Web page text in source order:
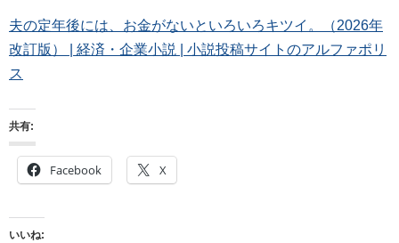
夫の定年後には、お金がないといろいろキツイ。（2026年
改訂版） | 経済・企業小説 | 小説投稿サイトのアルファポリ
ス
共有:
Facebook X
いいね: